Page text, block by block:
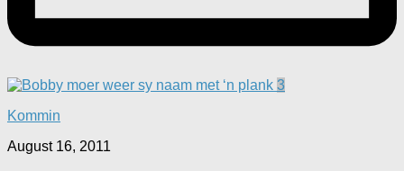
3
Kommin
August 16, 2011